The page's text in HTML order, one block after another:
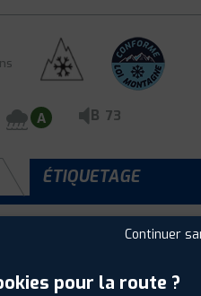
A B 73
ÉTIQUETAGE
Continuer
pour la route ?